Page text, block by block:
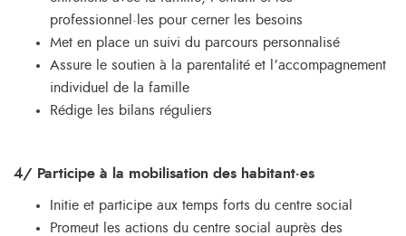
professionnel·les pour cerner les besoins
Met en place un suivi du parcours personnalisé
Assure le soutien à la parentalité et l’accompagnement
individuel de la famille
Rédige les bilans réguliers
4/ Participe à la mobilisation des habitant·es
Initie et participe aux temps forts du centre social
Promeut les actions du centre social auprès des